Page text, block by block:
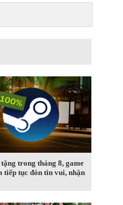
trong tháng 8, game
tiếp tục đón tin vui, nhận